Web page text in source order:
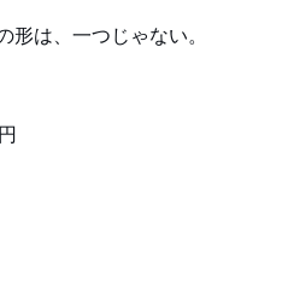
形は、一つじゃない。